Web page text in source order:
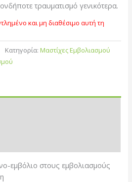
τραυματισμό γενικότερα.
και μη διαθέσιμο αυτή τη
Κατηγορία:Μαστίχες Εμβολιασμού
εμβόλιο στους εμβολιασμούς